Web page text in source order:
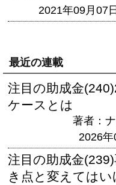
2021年09月07
最近の連載
注目の助成金
ケースとは
著者：
2026年
注目の助成金
き点と変えてはい